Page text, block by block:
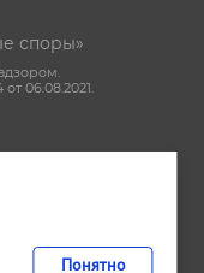
споры»
06.08.2021.
сайта
Понятно